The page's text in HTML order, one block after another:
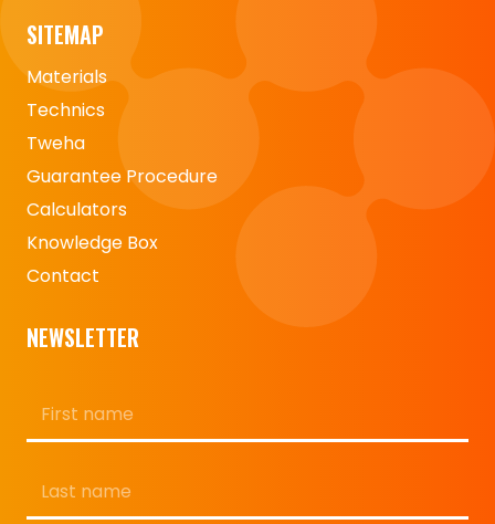
SITEMAP
Materials
Technics
Tweha
Guarantee Procedure
Calculators
Knowledge Box
Contact
NEWSLETTER